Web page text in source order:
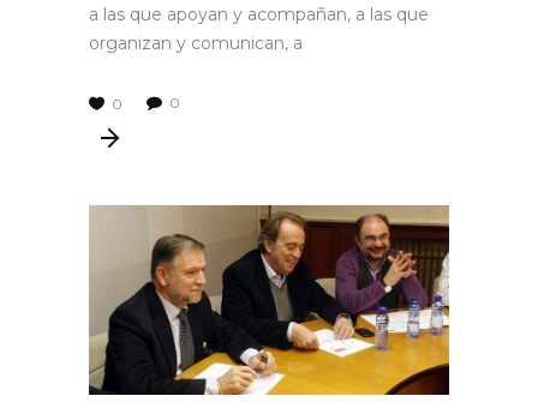
a las que apoyan y acompañan, a las que
organizan y comunican, a
0 0